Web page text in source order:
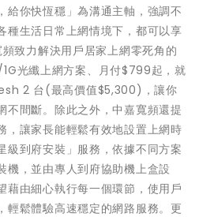
給你快恆穩」為溝通主軸，強調不
種生活日常上網情境下，都可以享
致力解決用戶居家上網零死角的
光纖上網方案、月付$799起，就
2 台(最高價值$5,300)，讓你
不間斷。除此之外，中嘉寬頻還提
，讓家長能輕鬆有效地設置上網時
級到府安裝」服務，依據不同方案
機，並由專人到府協助機上盒設
藉由細心執行每一個環節，使用戶
輕鬆體驗高速穩定的網路服務。更